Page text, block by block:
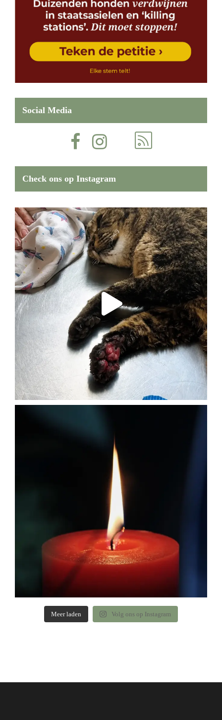
Social Media
Check ons op Instagram
Meer laden Volg ons op Instagram